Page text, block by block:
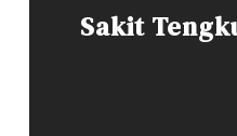
Sakit